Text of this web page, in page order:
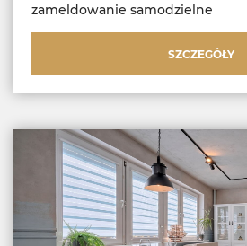
zameldowanie samodzielne
SZCZEGÓŁY